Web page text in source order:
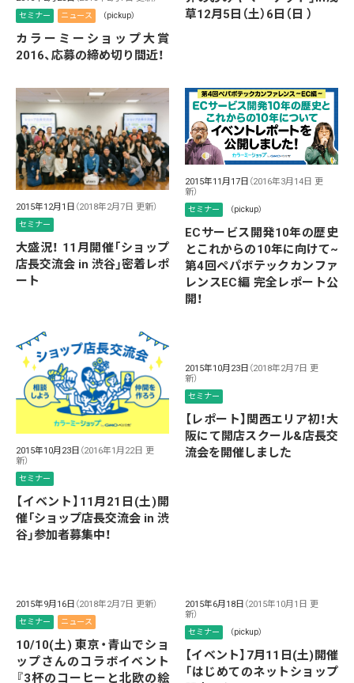
セミナー ニュース （pickup）
カラーミーショップ大賞
2016、応募の締め切り間近！
草12月5日（土）6日（日 ）
2015年12月1日 （2018年2月7日 更新）
セミナー
大盛況！ 11月開催「ショップ
店長交流会 in 渋谷」密着レポ
ート
2015年11月17日 （2016年3月14日 更
新）
セミナー （pickup）
ECサービス開発10年の歴史
とこれからの10年に向けて~
第4回ペパボテックカンファ
レンスEC編 完全レポート公
開！
2015年10月23日 （2016年1月22日 更
新）
セミナー
【イベント】11月21日(土)開
催「ショップ店長交流会 in 渋
谷」参加者募集中！
2015年10月23日 （2018年2月7日 更
新）
セミナー
【レポート】関西エリア初！大
阪にて開店スクール&店長交
流会を開催しました
2015年9月16日 （2018年2月7日 更新）
セミナー ニュース
10/10(土) 東京・青山でショ
ップさんのコラボイベント
『3杯のコーヒーと北欧の絵
2015年6月18日 （2015年10月1日 更
新）
セミナー （pickup）
【イベント】7月11日(土)開催
「はじめてのネットショップ